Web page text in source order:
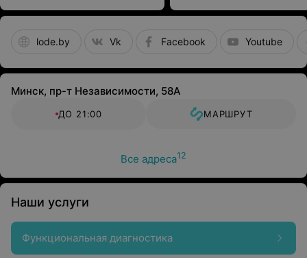
варианты
lode.by Vk Facebook Youtube
Минск, пр-т Независимости, 58А
ДО 21:00 МАРШРУТ
Все адреса12
Наши услуги
Функциональная диагностика